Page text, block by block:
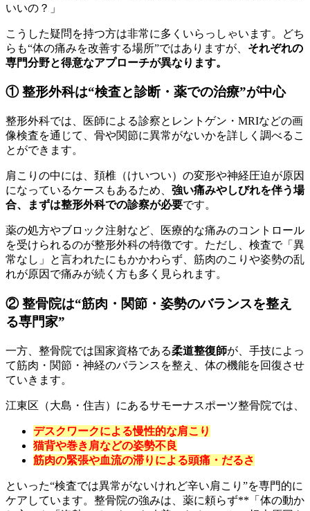
いいの？」
こうした疑問を持つ方は非常に多くいらっしゃいます。どち
らも“体の痛みを改善する場所”ではありますが、 それぞれの
専門分野と得意なアプローチが異なります。
① 整形外科は“検査と診断・薬での治療”が中心
整形外科では、医師による診察とレントゲン・MRIなどの画
像検査を通じて、骨や関節に異常がないかを詳しく調べるこ
とができます。
肩こりの中には、頚椎（けいつい）の変形や神経圧迫が原因
になっているケースもあるため、 強い痛みやしびれを伴う場
合、まずは整形外科での診察が必要です。
薬の処方やブロック注射など、医療的な痛みのコントロール
を受けられるのが整形外科の特徴です。ただし、検査で「異
常なし」と言われたにもかかわらず、筋肉のこりや姿勢の乱
れが原因で痛みが続く方も多く見られます。
② 整骨院は“筋肉・関節・姿勢のバランスを整え
る専門家”
一方、整骨院では国家資格である柔道整復師が、手技によっ
て筋肉・関節・神経のバランスを整え、体の機能を回復させ
ていきます。
江東区（大島・住吉）にあるサモーナスポーツ整骨院では、
デスクワークによる慢性的な肩こり
猫背や巻き肩などの姿勢不良
筋肉の緊張や血流の滞りによる頭痛・だるさ
といった“検査では異常がないけれど辛い肩こり”を専門的に
ケアしています。整骨院の強みは、薬に頼らず**「体の動か